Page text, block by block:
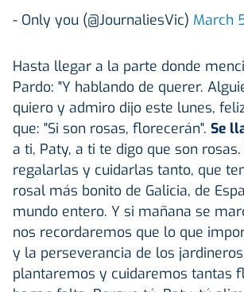
- Only you (@JournaliesVic) March
Hasta llegar a la parte donde
Pardo: "Y hablando de querer.
quiero y admiro dijo este lunes,
que: "Si son rosas, florecerán". Se
a ti, Paty, a ti te digo que son
regalarlas y cuidarlas tanto, que
rosal más bonito de Galicia, de
mundo entero. Y si mañana se
nos recordaremos que lo que
y la perseverancia de los
plantaremos y cuidaremos tantas